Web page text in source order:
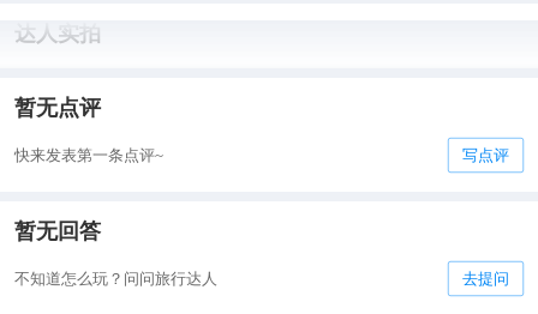
达人实拍
暂无点评
快来发表第一条点评~ 写点评
暂无回答
不知道怎么玩？问问旅行达人 去提问